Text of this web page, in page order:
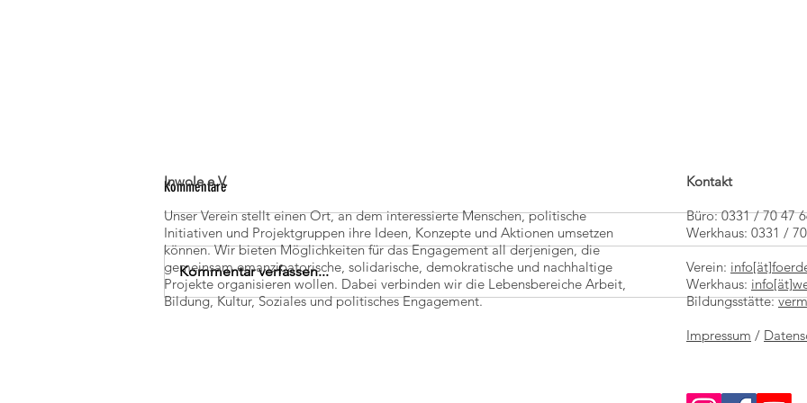
100 Jahre Bauhaus Dessau
- 1.
Kommentare
Kommentar verfassen...
Inwole e.V.
Unser Verein stellt einen Ort, an dem interessierte Menschen, politische
Initiativen und Projektgruppen ihre Ideen, Konzepte und Aktionen umsetzen
können. Wir bieten Möglichkeiten für das Engagement all derjenigen, die
gemeinsam emanzipatorische, solidarische, demokratische und nachhaltige
Projekte organisieren wollen. Dabei verbinden wir die Lebensbereiche Arbeit,
Bildung, Kultur, Soziales und politisches Engagement.
Kontakt
Büro: 0331 / 70 47
Werkhaus: 0331 /
Verein:
Werkhaus:
Bildungsstätte:
Impressum /